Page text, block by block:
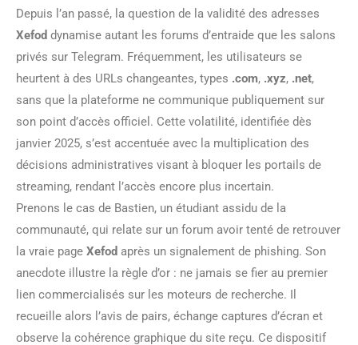
Depuis l’an passé, la question de la validité des adresses
Xefod dynamise autant les forums d’entraide que les salons
privés sur Telegram. Fréquemment, les utilisateurs se
heurtent à des URLs changeantes, types .com, .xyz, .net,
sans que la plateforme ne communique publiquement sur
son point d’accès officiel. Cette volatilité, identifiée dès
janvier 2025, s’est accentuée avec la multiplication des
décisions administratives visant à bloquer les portails de
streaming, rendant l’accès encore plus incertain.
Prenons le cas de Bastien, un étudiant assidu de la
communauté, qui relate sur un forum avoir tenté de retrouver
la vraie page Xefod après un signalement de phishing. Son
anecdote illustre la règle d’or : ne jamais se fier au premier
lien commercialisés sur les moteurs de recherche. Il
recueille alors l’avis de pairs, échange captures d’écran et
observe la cohérence graphique du site reçu. Ce dispositif